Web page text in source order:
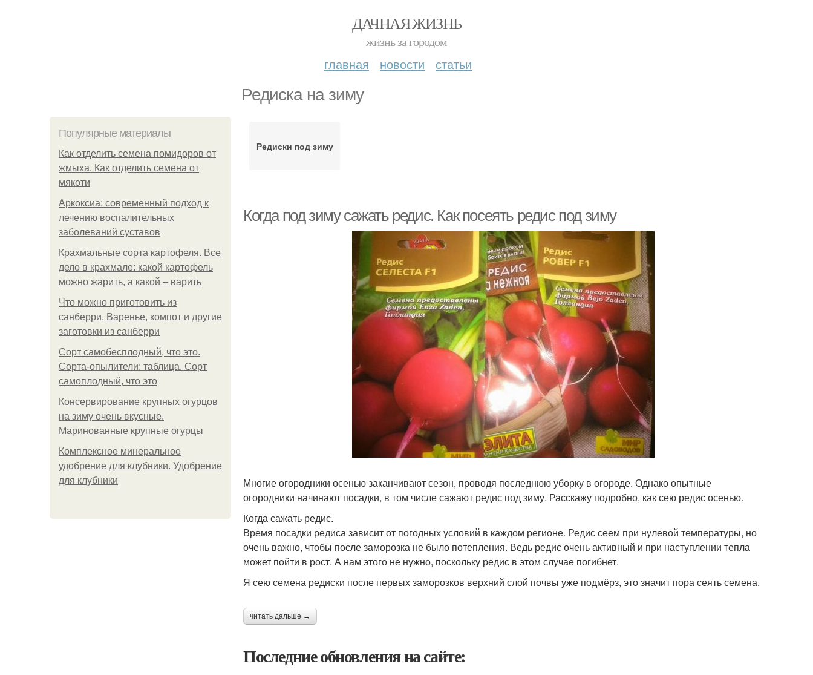
ДАЧНАЯ ЖИЗНЬ
жизнь за городом
главная новости статьи
Редиска на зиму
Популярные материалы
Как отделить семена помидоров от
жмыха. Как отделить семена от
мякоти
Аркоксиа: современный подход к
лечению воспалительных
заболеваний суставов
Крахмальные сорта картофеля. Все
дело в крахмале: какой картофель
можно жарить, а какой – варить
Что можно приготовить из
санберри. Варенье, компот и другие
заготовки из санберри
Сорт самобесплодный, что это.
Сорта-опылители: таблица. Сорт
самоплодный, что это
Консервирование крупных огурцов
на зиму очень вкусные.
Маринованные крупные огурцы
Комплексное минеральное
удобрение для клубники. Удобрение
для клубники
Редиски под зиму
Когда под зиму сажать редис. Как посеять редис под зиму
Многие огородники осенью заканчивают сезон, проводя последнюю уборку в огороде. Однако опытные
огородники начинают посадки, в том числе сажают редис под зиму. Расскажу подробно, как сею редис осенью.
Когда сажать редис.
Время посадки редиса зависит от погодных условий в каждом регионе. Редис сеем при нулевой температуры, но
очень важно, чтобы после заморозка не было потепления. Ведь редис очень активный и при наступлении тепла
может пойти в рост. А нам этого не нужно, поскольку редис в этом случае погибнет.
Я сею семена редиски после первых заморозков верхний слой почвы уже подмёрз, это значит пора сеять семена.
читать дальше →
Последние обновления на сайте: